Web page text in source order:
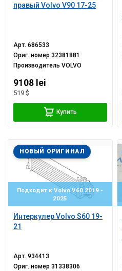
правый Volvo V90 17-25
Арт.686533
Ориг. номер32381881
ПроизводительVOLVO
9108 lei
519 $
Купить
Подходит к Volvo V60 2019 -
2025
Интеркулер Volvo S60 19-
21
НОВЫЙ ОРИГИНАЛ
Арт.934413
Ориг. номер31338306